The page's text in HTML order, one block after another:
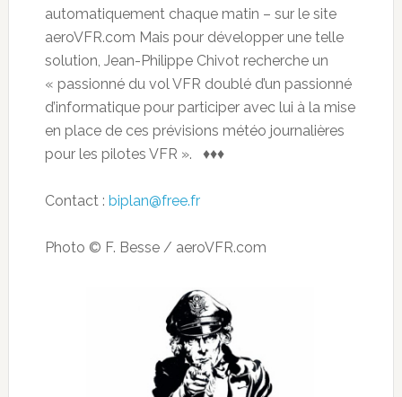
automatiquement chaque matin – sur le site
aeroVFR.com Mais pour développer une telle
solution, Jean-Philippe Chivot recherche un
« passionné du vol VFR doublé d’un passionné
d’informatique pour participer avec lui à la mise
en place de ces prévisions météo journalières
pour les pilotes VFR ». ♦♦♦
Contact : biplan@free.fr
Photo © F. Besse / aeroVFR.com